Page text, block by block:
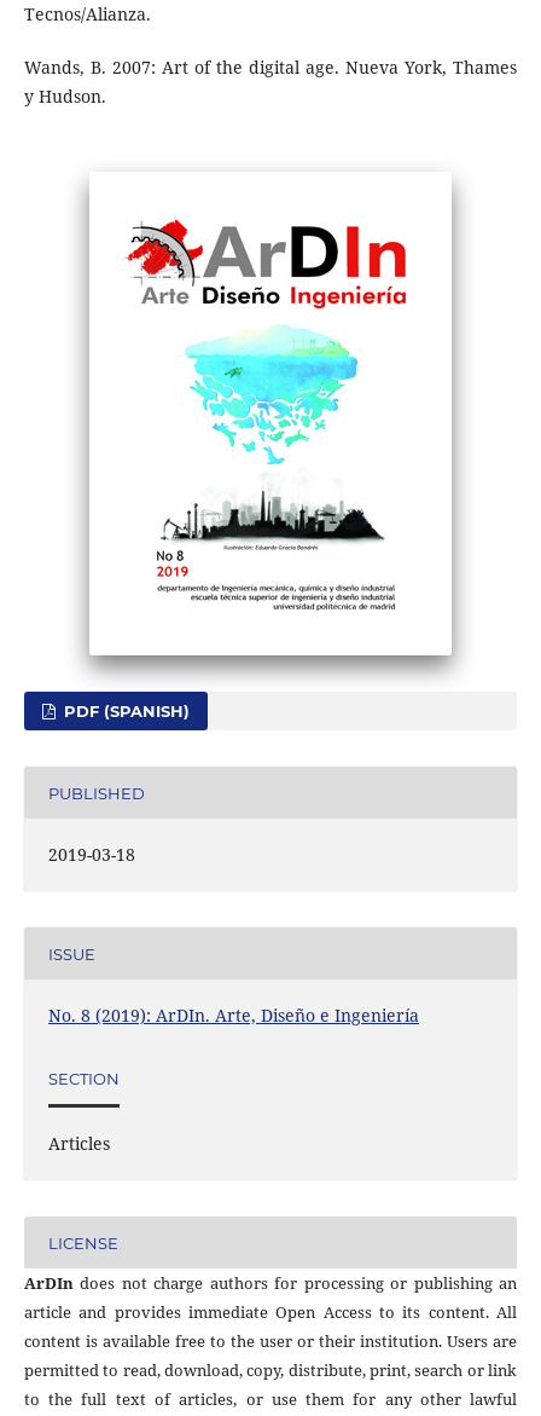
Tecnos/Alianza.
Wands, B. 2007: Art of the digital age. Nueva York, Thames
y Hudson.
PDF (SPANISH)
PUBLISHED
2019-03-18
ISSUE
No. 8 (2019): ArDIn. Arte, Diseño e Ingeniería
SECTION
Articles
LICENSE
ArDIndoes not charge authors for processing or publishing an
article and provides immediate Open Access to its content. All
content is available free to the user or their institution. Users are
permitted to read, download, copy, distribute, print, search or link
to the full text of articles, or use them for any other lawful